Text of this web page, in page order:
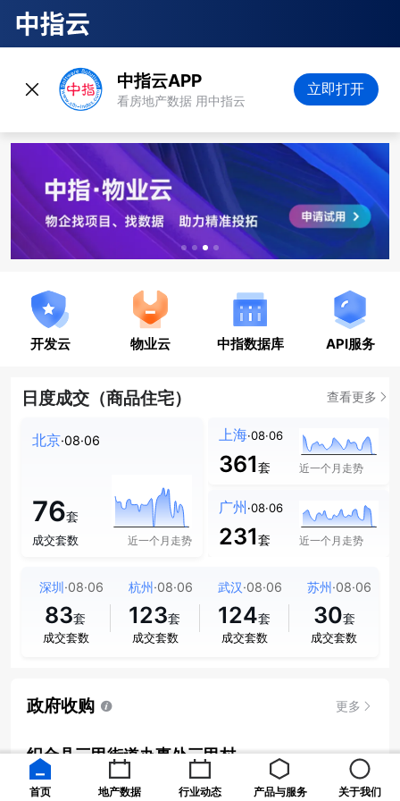
中指云APP
看房地产数据 用中指云
立即打开
开发云 物业云 中指数据库 API服务
日度成交（商品住宅） 查看更多
北京·08·06
76套
成交套数 近一个月走势
上海·08·06
361套 近一个月走势
广州 ·08·06
231套 近一个月走势
深圳·08·06
83套
成交套数
杭州·08·06
123套
成交套数
武汉·08·06
124套
成交套数
苏州·08·06
30套
成交套数
政府收购 更多
织金县三甲街道办事处三甲村
毕节市 住宅用地
首页 地产数据 行业动态 产品与服务 关于我们